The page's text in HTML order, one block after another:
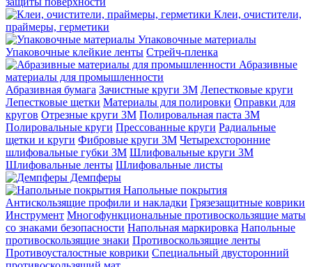
Клеи, очистители,
праймеры, герметики
Упаковочные материалы
Упаковочные клейкие ленты Стрейч-пленка
Абразивные
материалы для промышленности
Абразивная бумага Зачистные круги 3М Лепестковые круги
Лепестковые щетки Материалы для полировки Оправки для
кругов Отрезные круги 3М Полировальная паста 3М
Полировальные круги Прессованные круги Радиальные
щетки и круги Фибровые круги 3М Четырехсторонние
шлифовальные губки 3M Шлифовальные круги 3М
Шлифовальные ленты Шлифовальные листы
Демпферы
Напольные покрытия
Aнтискользящие профили и накладки Грязезащитные коврики
Инструмент Многофункциональные противоскользящие маты
со знаками безопасности Напольная маркировка Напольные
противоскользящие знаки Противоскользящие ленты
Противоусталостные коврики Специальный двусторонний